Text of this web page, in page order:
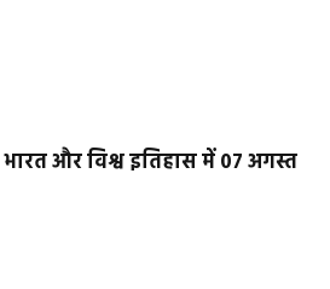
भारत और विश्व इतिहास में 07 अगस्त